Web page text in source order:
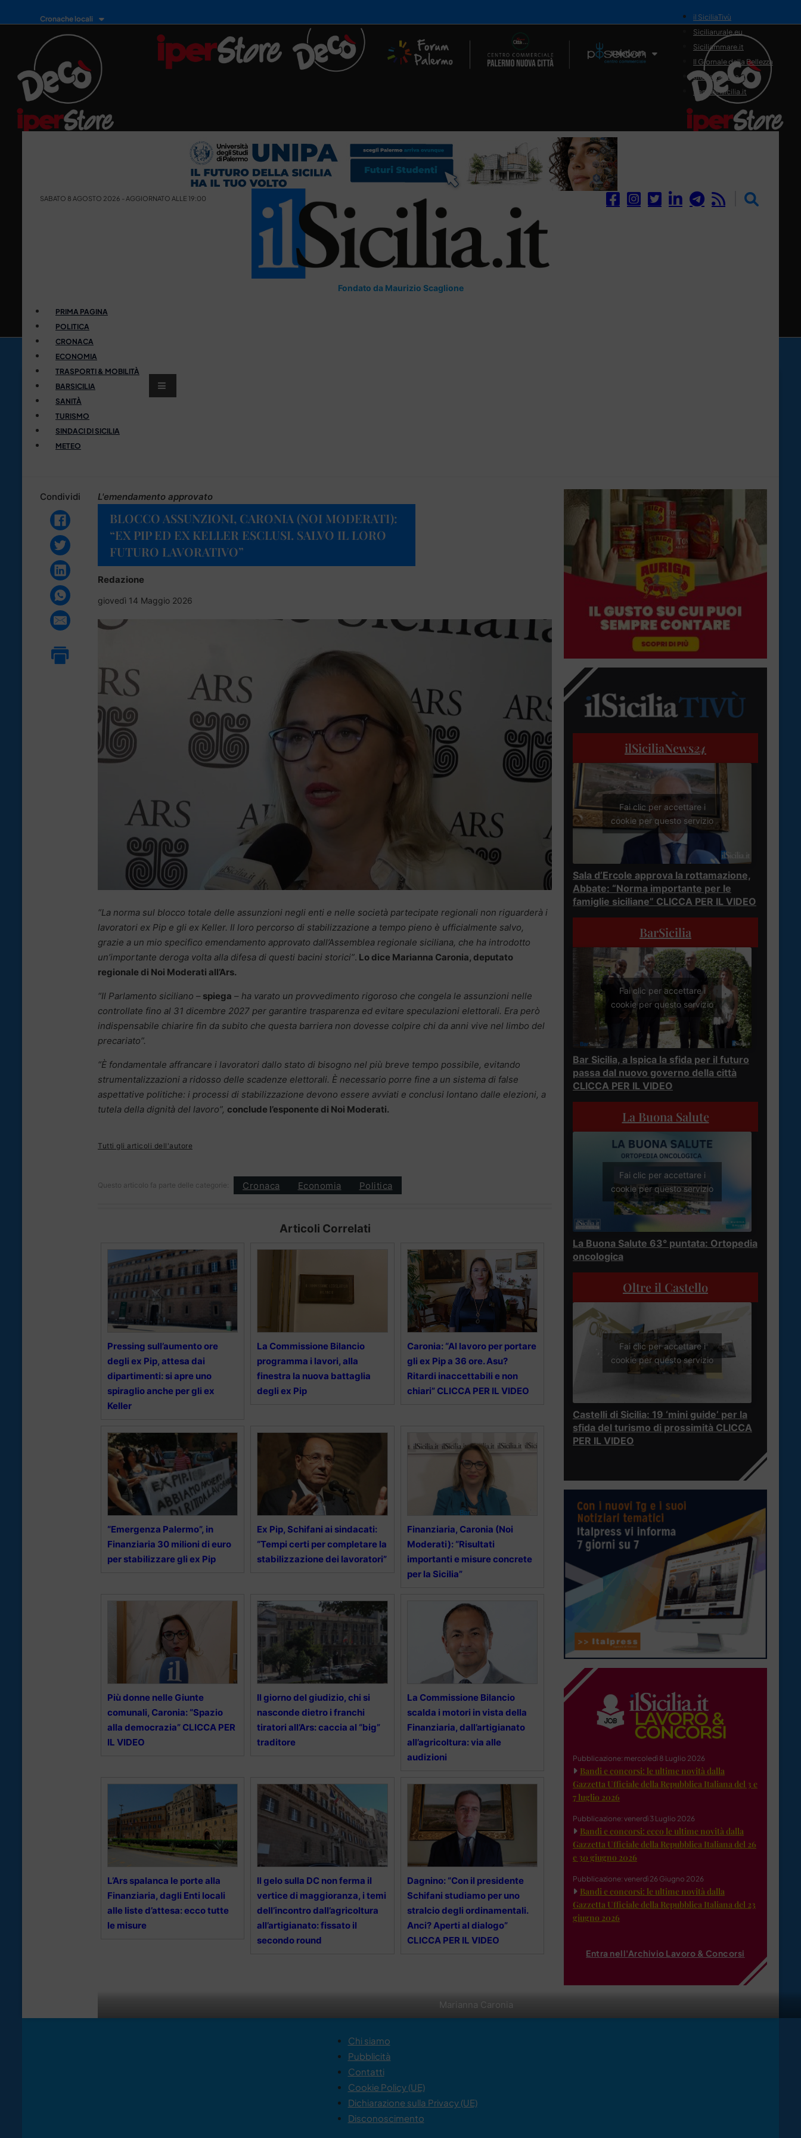
Cronache locali
Il Network
il SiciliaTivù
Siciliarurale.eu
Siciliammare.it
Il Giornale della Bellezza
Siciliamedica.it
Sanitainsicilia.it
SABATO 8 AGOSTO 2026 - AGGIORNATO ALLE 19:00
Fondato da Maurizio Scaglione
PRIMA PAGINA
POLITICA
CRONACA
ECONOMIA
TRASPORTI & MOBILITÀ
BARSICILIA
SANITÀ
TURISMO
SINDACI DI SICILIA
METEO
Condividi L'emendamento approvato
BLOCCO ASSUNZIONI, CARONIA (NOI MODERATI):
“EX PIP ED EX KELLER ESCLUSI. SALVO IL LORO
FUTURO LAVORATIVO”
Redazione
giovedì 14 Maggio 2026
Marianna Caronia
“La norma sul blocco totale delle assunzioni negli enti e nelle società partecipate regionali non riguarderà i
lavoratori ex Pip e gli ex Keller. Il loro percorso di stabilizzazione a tempo pieno è ufficialmente salvo,
grazie a un mio specifico emendamento approvato dall’Assemblea regionale siciliana, che ha introdotto
un’importante deroga volta alla difesa di questi bacini storici”. Lo dice Marianna Caronia, deputato
regionale di Noi Moderati all’Ars.
“Il Parlamento siciliano – spiega – ha varato un provvedimento rigoroso che congela le assunzioni nelle
controllate fino al 31 dicembre 2027 per garantire trasparenza ed evitare speculazioni elettorali. Era però
indispensabile chiarire fin da subito che questa barriera non dovesse colpire chi da anni vive nel limbo del
precariato”.
“È fondamentale affrancare i lavoratori dallo stato di bisogno nel più breve tempo possibile, evitando
strumentalizzazioni a ridosso delle scadenze elettorali. È necessario porre fine a un sistema di false
aspettative politiche: i processi di stabilizzazione devono essere avviati e conclusi lontano dalle elezioni, a
tutela della dignità del lavoro”, conclude l’esponente di Noi Moderati.
Tutti gli articoli dell'autore
Questo articolo fa parte delle categorie: Cronaca Economia Politica
Articoli Correlati
Pressing sull’aumento ore
degli ex Pip, attesa dai
dipartimenti: si apre uno
spiraglio anche per gli ex
Keller
La Commissione Bilancio
programma i lavori, alla
finestra la nuova battaglia
degli ex Pip
Caronia: “Al lavoro per portare
gli ex Pip a 36 ore. Asu?
Ritardi inaccettabili e non
chiari” CLICCA PER IL VIDEO
“Emergenza Palermo”, in
Finanziaria 30 milioni di euro
per stabilizzare gli ex Pip
Ex Pip, Schifani ai sindacati:
“Tempi certi per completare la
stabilizzazione dei lavoratori”
Finanziaria, Caronia (Noi
Moderati): “Risultati
importanti e misure concrete
per la Sicilia”
Più donne nelle Giunte
comunali, Caronia: “Spazio
alla democrazia” CLICCA PER
IL VIDEO
Il giorno del giudizio, chi si
nasconde dietro i franchi
tiratori all’Ars: caccia al “big”
traditore
La Commissione Bilancio
scalda i motori in vista della
Finanziaria, dall’artigianato
all’agricoltura: via alle
audizioni
L’Ars spalanca le porte alla
Finanziaria, dagli Enti locali
alle liste d’attesa: ecco tutte
le misure
Il gelo sulla DC non ferma il
vertice di maggioranza, i temi
dell’incontro dall’agricoltura
all’artigianato: fissato il
secondo round
Dagnino: “Con il presidente
Schifani studiamo per uno
stralcio degli ordinamentali.
Anci? Aperti al dialogo”
CLICCA PER IL VIDEO
ilSiciliaNews24
Fai clic per accettare i
cookie per questo servizio
Sala d’Ercole approva la rottamazione,
Abbate: “Norma importante per le
famiglie siciliane” CLICCA PER IL VIDEO
BarSicilia
Fai clic per accettare i
cookie per questo servizio
Bar Sicilia, a Ispica la sfida per il futuro
passa dal nuovo governo della città
CLICCA PER IL VIDEO
La Buona Salute
Fai clic per accettare i
cookie per questo servizio
La Buona Salute 63° puntata: Ortopedia
oncologica
Oltre il Castello
Fai clic per accettare i
cookie per questo servizio
Castelli di Sicilia: 19 ‘mini guide’ per la
sfida del turismo di prossimità CLICCA
PER IL VIDEO
Pubblicazione: mercoledì 8 Luglio 2026
Bandi e concorsi: le ultime novità dalla
Gazzetta Ufficiale della Repubblica Italiana del 3 e
7 luglio 2026
Pubblicazione: venerdì 3 Luglio 2026
Bandi e concorsi: ecco le ultime novità dalla
Gazzetta Ufficiale della Repubblica Italiana del 26
e 30 giugno 2026
Pubblicazione: venerdì 26 Giugno 2026
Bandi e concorsi: le ultime novità dalla
Gazzetta Ufficiale della Repubblica Italiana del 23
giugno 2026
Entra nell'Archivio Lavoro & Concorsi
Chi siamo
Pubblicità
Contatti
Cookie Policy (UE)
Dichiarazione sulla Privacy (UE)
Disconoscimento